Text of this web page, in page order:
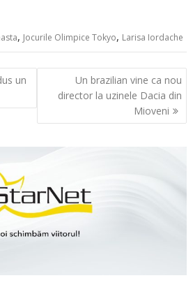
, Jocurile Olimpice Tokyo, Larisa Iordache
un
Un brazilian vine ca nou
director la uzinele Dacia din
Mioveni